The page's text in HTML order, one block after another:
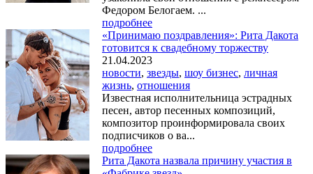
Федором Белогаем. ...
подробнее
«Принимаю поздравления»: Рита Дакота
готовится к свадебному торжеству
21.04.2023
новости, звезды, шоу бизнес, личная
жизнь, отношения
Известная исполнительница эстрадных
песен, автор песенных композиций,
композитор проинформировала своих
подписчиков о ва...
подробнее
Рита Дакота назвала причину участия в